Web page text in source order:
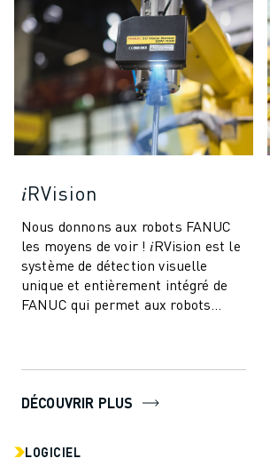
𝑖RVision
Nous donnons aux robots FANUC
les moyens de voir ! 𝑖RVision est le
système de détection visuelle
unique et entièrement intégré de
FANUC qui permet aux robots
DÉCOUVRIR PLUS
LOGICIEL